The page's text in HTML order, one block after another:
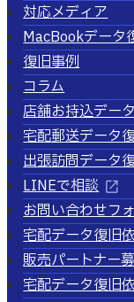
対応メディア
MacBookデータ
復旧事例
コラム
店舗お持込デー
宅配郵送データ
出張訪問データ
LINEで相談
お問い合わせフ
宅配データ復旧
販売パートナー
宅配データ復旧